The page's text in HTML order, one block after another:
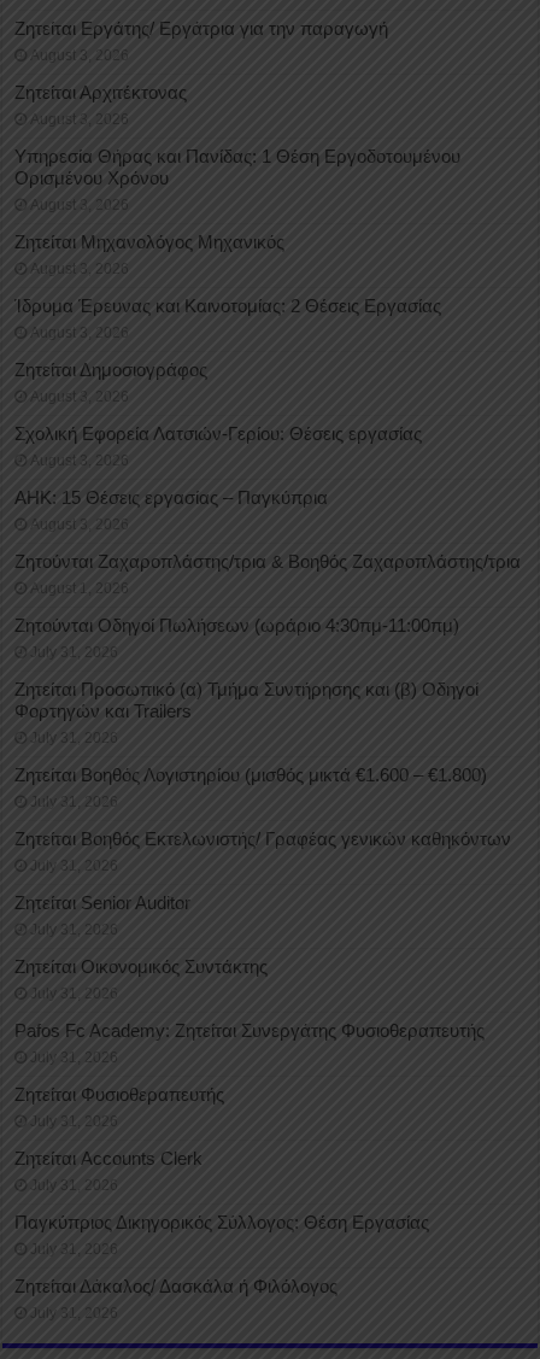
Ζητείται Εργάτης/ Εργάτρια για την παραγωγή
August 3, 2026
Ζητείται Αρχιτέκτονας
August 3, 2026
Υπηρεσία Θήρας και Πανίδας: 1 Θέση Eργοδοτουμένου
Oρισμένου Xρόνου
August 3, 2026
Ζητείται Μηχανολόγος Μηχανικός
August 3, 2026
Ίδρυμα Έρευνας και Καινοτομίας: 2 Θέσεις Εργασίας
August 3, 2026
Ζητείται Δημοσιογράφος
August 3, 2026
Σχολική Εφορεία Λατσιών-Γερίου: Θέσεις εργασίας
August 3, 2026
ΑΗΚ: 15 Θέσεις εργασίας – Παγκύπρια
August 3, 2026
Ζητούνται Ζαχαροπλάστης/τρια & Βοηθός Ζαχαροπλάστης/τρια
August 1, 2026
Ζητούνται Οδηγοί Πωλήσεων (ωράριο 4:30πμ-11:00πμ)
July 31, 2026
Ζητείται Προσωπικό (α) Τμήμα Συντήρησης και (β) Οδηγοί
Φορτηγών και Trailers
July 31, 2026
Ζητείται Βοηθός Λογιστηρίου (μισθός μικτά €1.600 – €1.800)
July 31, 2026
Ζητείται Βοηθός Εκτελωνιστής/ Γραφέας γενικών καθηκόντων
July 31, 2026
Ζητείται Senior Auditor
July 31, 2026
Ζητείται Οικονομικός Συντάκτης
July 31, 2026
Pafos Fc Academy: Ζητείται Συνεργάτης Φυσιοθεραπευτής
July 31, 2026
Ζητείται Φυσιοθεραπευτής
July 31, 2026
Ζητείται Accounts Clerk
July 31, 2026
Παγκύπριος Δικηγορικός Σύλλογος: Θέση Εργασίας
July 31, 2026
Ζητείται Δάκαλος/ Δασκάλα ή Φιλόλογος
July 31, 2026